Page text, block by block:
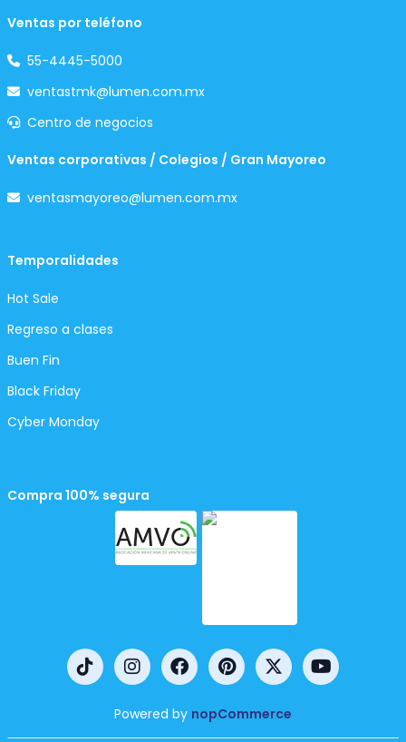
Ventas por teléfono
55-4445-5000
ventastmk@lumen.com.mx
Centro de negocios
Ventas corporativas / Colegios / Gran Mayoreo
ventasmayoreo@lumen.com.mx
Temporalidades
Hot Sale
Regreso a clases
Buen Fin
Black Friday
Cyber Monday
Compra 100% segura
Powered by nopCommerce